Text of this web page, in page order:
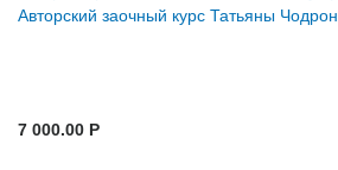
Авторский заочный курс Татьяны
7 000.00 P